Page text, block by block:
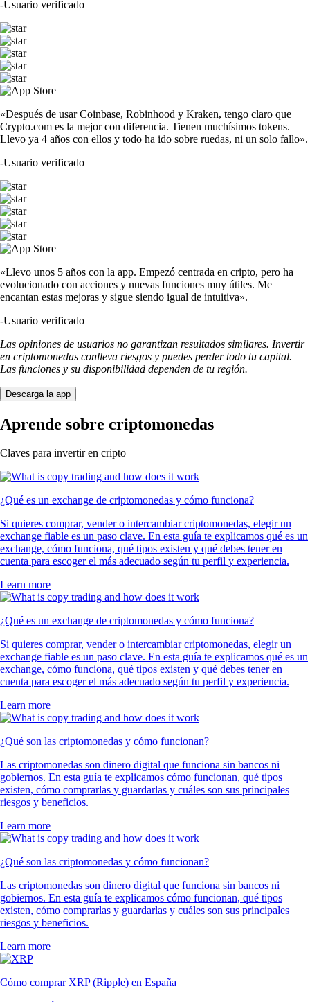
-Usuario verificado
«Después de usar Coinbase, Robinhood y Kraken, tengo claro que
Crypto.com es la mejor con diferencia. Tienen muchísimos tokens.
Llevo ya 4 años con ellos y todo ha ido sobre ruedas, ni un solo fallo».
-Usuario verificado
«Llevo unos 5 años con la app. Empezó centrada en cripto, pero ha
evolucionado con acciones y nuevas funciones muy útiles. Me
encantan estas mejoras y sigue siendo igual de intuitiva».
-Usuario verificado
Las opiniones de usuarios no garantizan resultados similares. Invertir
en criptomonedas conlleva riesgos y puedes perder todo tu capital.
Las funciones y su disponibilidad dependen de tu región.
Descarga la app
Aprende sobre criptomonedas
Claves para invertir en cripto
¿Qué es un exchange de criptomonedas y cómo funciona?
Si quieres comprar, vender o intercambiar criptomonedas, elegir un
exchange fiable es un paso clave. En esta guía te explicamos qué es un
exchange, cómo funciona, qué tipos existen y qué debes tener en
cuenta para escoger el más adecuado según tu perfil y experiencia.
Learn more
¿Qué es un exchange de criptomonedas y cómo funciona?
Si quieres comprar, vender o intercambiar criptomonedas, elegir un
exchange fiable es un paso clave. En esta guía te explicamos qué es un
exchange, cómo funciona, qué tipos existen y qué debes tener en
cuenta para escoger el más adecuado según tu perfil y experiencia.
Learn more
¿Qué son las criptomonedas y cómo funcionan?
Las criptomonedas son dinero digital que funciona sin bancos ni
gobiernos. En esta guía te explicamos cómo funcionan, qué tipos
existen, cómo comprarlas y guardarlas y cuáles son sus principales
riesgos y beneficios.
Learn more
¿Qué son las criptomonedas y cómo funcionan?
Las criptomonedas son dinero digital que funciona sin bancos ni
gobiernos. En esta guía te explicamos cómo funcionan, qué tipos
existen, cómo comprarlas y guardarlas y cuáles son sus principales
riesgos y beneficios.
Learn more
Cómo comprar XRP (Ripple) en España